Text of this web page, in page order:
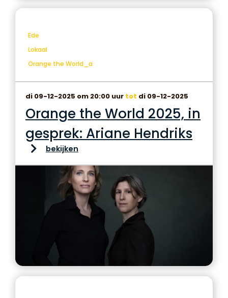
Ede
Lokaal
Orange the World_a
di 09-12-2025 om 20:00 uur tot di 09-12-2025
Orange the World 2025, in
gesprek: Ariane Hendriks
bekijken